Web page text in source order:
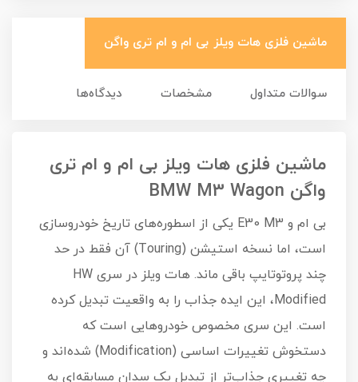
ماشین فلزی هات ویلز بی ام و ام تری واگن
سوالات متداول مشخصات دیدگاه‌ها
ماشین فلزی هات ویلز بی ام و ام تری
واگن BMW M3 Wagon
بی ام و E30 M3 یکی از اسطوره‌های تاریخ خودروسازی
است، اما نسخه استیشن (Touring) آن فقط در حد
چند پروتوتایپ باقی ماند. هات ویلز در سری HW
Modified، این ایده جذاب را به واقعیت تبدیل کرده
است. این سری مخصوص خودروهایی است که
دستخوش تغییرات اساسی (Modification) شده‌اند و
چه تغییری جذاب‌تر از تبدیل یک سدان مسابقه‌ای به